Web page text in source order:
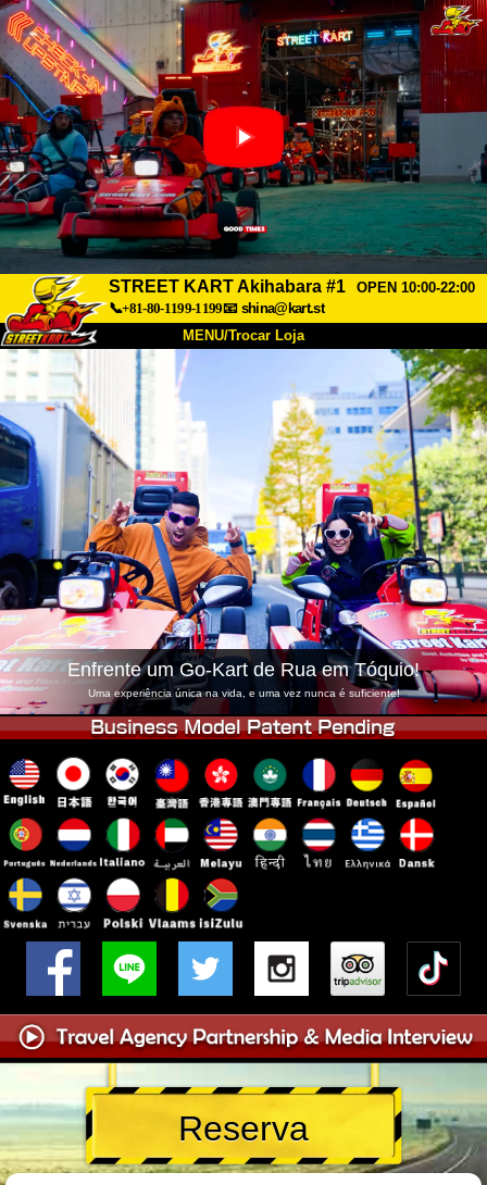
STREET KART Akihabara #1
OPEN 10:00-22:00
📞+81-80-1199-1199📧 shina@kart.st
MENU/Trocar Loja
Sobre Especificações Preços
Acesso Opiniões FAQ
Empresa Reserva
Trocar Loja
Tokyo Shinagawa Tokyo Akihabara#1
Tokyo Akihabara#2 Tokyo Shibuya
Tokyo Shibuya Annex Tokyo Bay
Tokyo Asakusa Osaka
Okinawa
Enfrente um Go-Kart de Rua em Tóquio!
Uma experiência única na vida, e uma vez nunca é suficiente!
Reserva